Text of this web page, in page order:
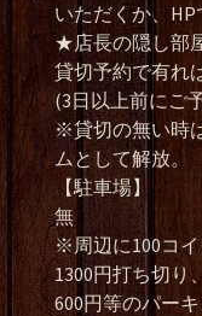
いただくか、HP
★店長の隠し部
貸切予約で有れ
(3日以上前にご
※貸切の無い時
ムとして解放。
【駐車場】
無
※周辺に100コ
1300円打ち切り
600円等のパー